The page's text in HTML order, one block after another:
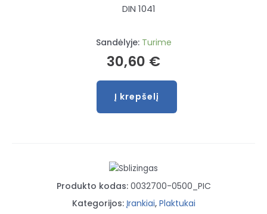
DIN 1041
Sandėlyje: Turime
30,60 €
produkto
kiekis:
plaktukas
BlackTec
500
g.
Į krepšelį
Produkto kodas: 0032700-0500_PIC
Kategorijos: Įrankiai, Plaktukai